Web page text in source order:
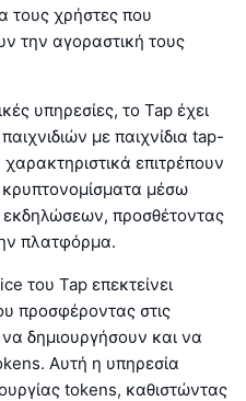
τους χρήστες που
την αγοραστική τους
υπηρεσίες, το Tap έχει
με παιχνίδια tap-
επιτρέπουν
μέσω
εκδηλώσεων, προσθέτοντας
πλατφόρμα.
του Tap επεκτείνει
προσφέροντας στις
να δημιουργήσουν και να
Αυτή η υπηρεσία
tokens, καθιστώντας